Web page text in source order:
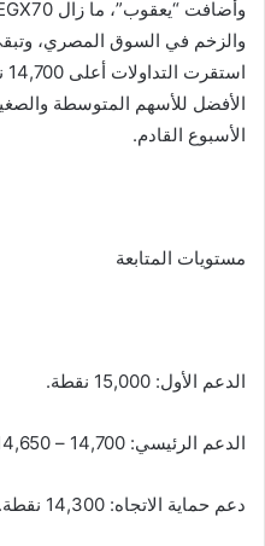
والزخم في السوق المصري، وتبقى
الأفضل للأسهم المتوسطة
الأسبوع القادم.
مستويات المتابعة
الدعم الأول: 15,000 نقطة.
الدعم الرئيسي: 14,700 – 14,650 نقطة.
دعم حماية الاتجاه: 14,300 نقطة.